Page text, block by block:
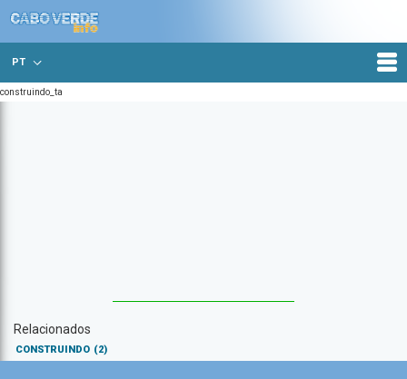
PT
construindo_ta
Relacionados
CONSTRUINDO (2)